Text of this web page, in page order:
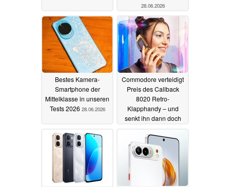
28.06.2026
Bestes Kamera-
Smartphone der
Mittelklasse in unseren
Tests 2026 28.06.2026
Commodore verteidigt
Preis des Callback
8020 Retro-
Klapphandy – und
senkt ihn dann doch